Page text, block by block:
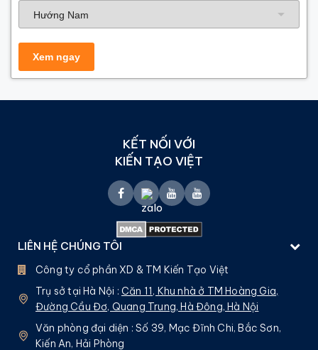
KẾT NỐI VỚI
KIẾN TẠO VIỆT
LIÊN HỆ CHÚNG TÔI
Công ty cổ phần XD & TM Kiến Tạo Việt
Trụ sở tại Hà Nội : Căn 11, Khu nhà ở TM Hoàng Gia,
Đường Cầu Đơ, Quang Trung, Hà Đông, Hà Nội
Văn phòng đại diện : Số 39, Mạc Đĩnh Chi, Bắc Sơn,
Kiến An, Hải Phòng